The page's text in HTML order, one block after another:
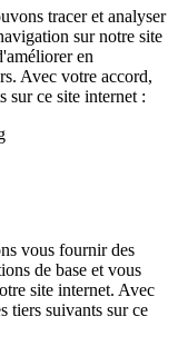
tracer et analyser
sur notre site
en
Avec votre accord,
sur ce site internet :
vous fournir des
de base et vous
site internet. Avec
tiers suivants sur ce